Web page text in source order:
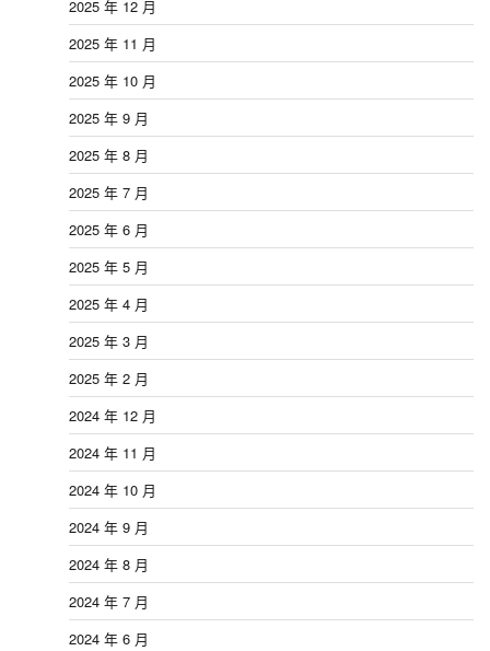
2025 年 12 月
2025 年 11 月
2025 年 10 月
2025 年 9 月
2025 年 8 月
2025 年 7 月
2025 年 6 月
2025 年 5 月
2025 年 4 月
2025 年 3 月
2025 年 2 月
2024 年 12 月
2024 年 11 月
2024 年 10 月
2024 年 9 月
2024 年 8 月
2024 年 7 月
2024 年 6 月